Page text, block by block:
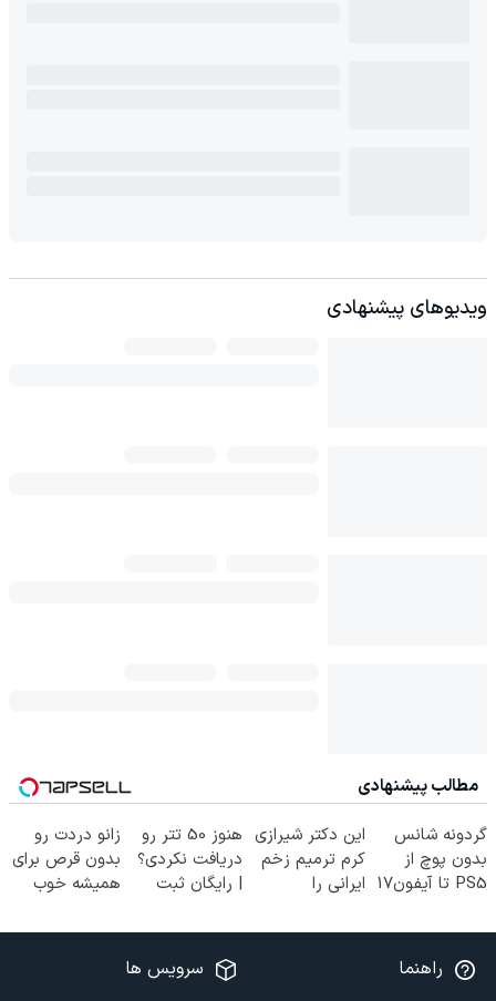
ویدیوهای پیشنهادی
مطالب پیشنهادی
گردونه شانس
بدون پوچ از
PS5 تا آیفون17
این دکتر شیرازی
کرم ترمیم زخم
ایرانی را
هنوز 50 تتر رو
دریافت نکردی؟
| رایگان ثبت
شروع کن!
زانو دردت رو
بدون قرص برای
همیشه خوب
پرسش‌نامه)
راهنما سرویس ها